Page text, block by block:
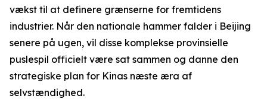
vækst til at definere grænserne for fremtidens
industrier. Når den nationale hammer falder i Beijing
senere på ugen, vil disse komplekse provinsielle
puslespil officielt være sat sammen og danne den
strategiske plan for Kinas næste æra af
selvstændighed.